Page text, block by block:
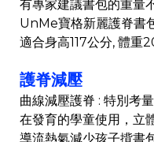
有專家建議書包的重量
UnMe寶格新麗護脊書
適合身高117公分, 體重
護脊減壓
曲線減壓護脊 : 特別考
在發育的學童使用，立
導流熱氣減少孩子揹書